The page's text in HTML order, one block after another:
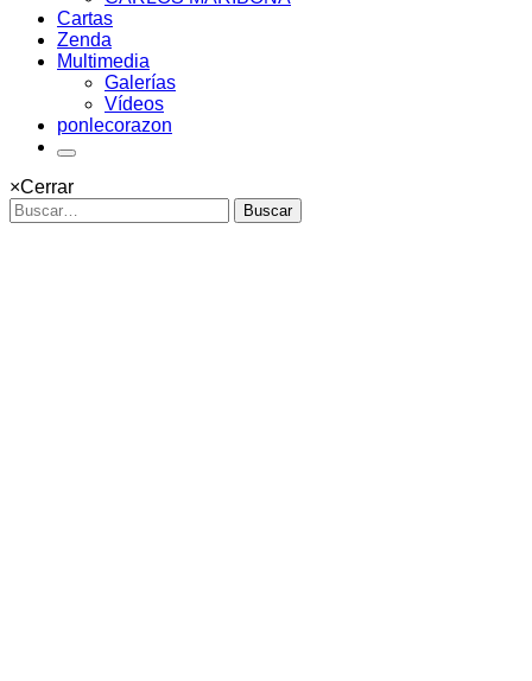
Cartas
Zenda
Multimedia
Galerías
Vídeos
ponlecorazon
×Cerrar
Buscar